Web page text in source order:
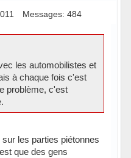
Messages: 484
les automobilistes et
à chaque fois c'est
problème, c'est
les parties piétonnes
que des gens